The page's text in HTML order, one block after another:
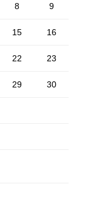
8 9
15 16
22 23
29 30